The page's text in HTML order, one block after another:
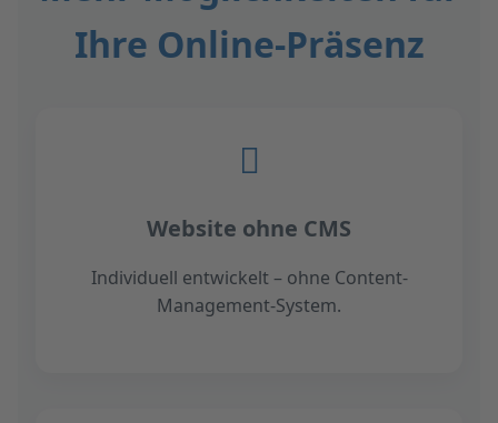
Ihre Online-Präsenz
Website ohne CMS
Individuell entwickelt – ohne Content-
Management-System.